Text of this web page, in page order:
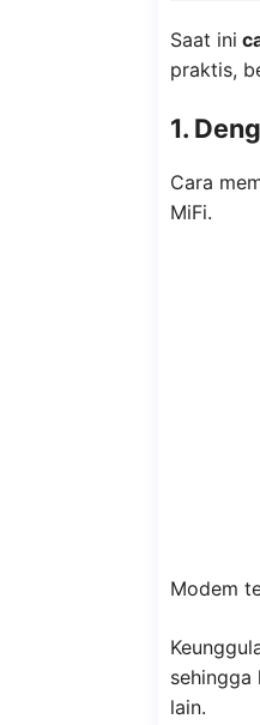
Saat ini
praktis,
1.
Cara
MiFi.
Modem
lain.